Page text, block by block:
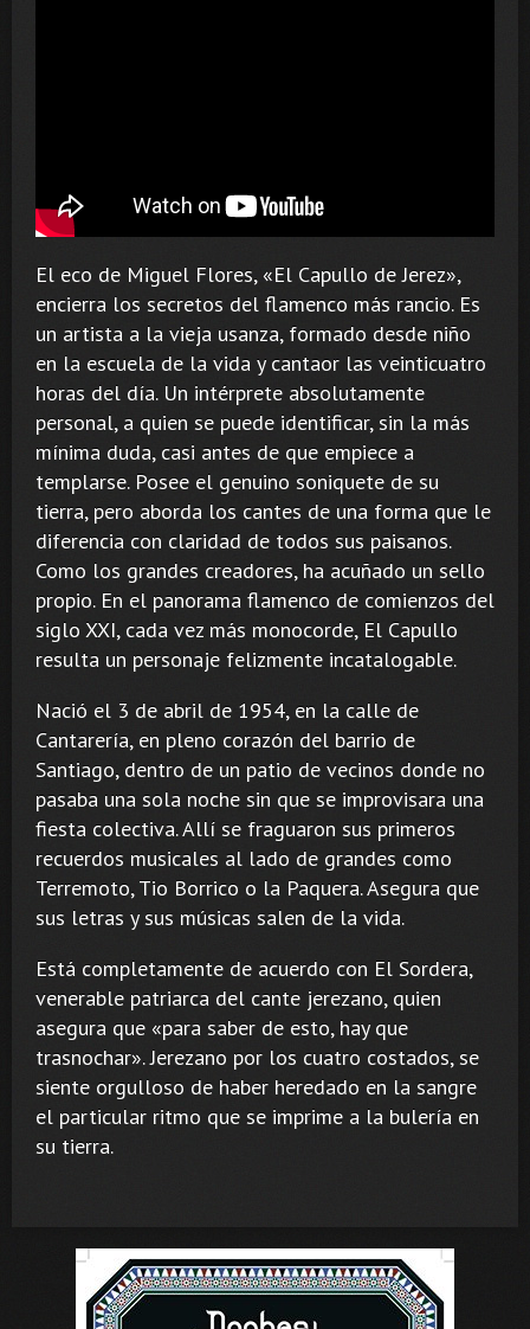
El eco de Miguel Flores, «El Capullo de Jerez»,
encierra los secretos del flamenco más rancio. Es
un artista a la vieja usanza, formado desde niño
en la escuela de la vida y cantaor las veinticuatro
horas del día. Un intérprete absolutamente
personal, a quien se puede identificar, sin la más
mínima duda, casi antes de que empiece a
templarse. Posee el genuino soniquete de su
tierra, pero aborda los cantes de una forma que le
diferencia con claridad de todos sus paisanos.
Como los grandes creadores, ha acuñado un sello
propio. En el panorama flamenco de comienzos del
siglo XXI, cada vez más monocorde, El Capullo
resulta un personaje felizmente incatalogable.
Nació el 3 de abril de 1954, en la calle de
Cantarería, en pleno corazón del barrio de
Santiago, dentro de un patio de vecinos donde no
pasaba una sola noche sin que se improvisara una
fiesta colectiva. Allí se fraguaron sus primeros
recuerdos musicales al lado de grandes como
Terremoto, Tio Borrico o la Paquera. Asegura que
sus letras y sus músicas salen de la vida.
Está completamente de acuerdo con El Sordera,
venerable patriarca del cante jerezano, quien
asegura que «para saber de esto, hay que
trasnochar». Jerezano por los cuatro costados, se
siente orgulloso de haber heredado en la sangre
el particular ritmo que se imprime a la bulería en
su tierra.